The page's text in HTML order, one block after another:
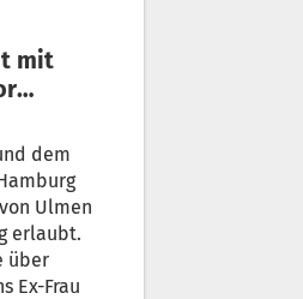
mit
dem
Ulmen
erlaubt.
über
Ex-Frau